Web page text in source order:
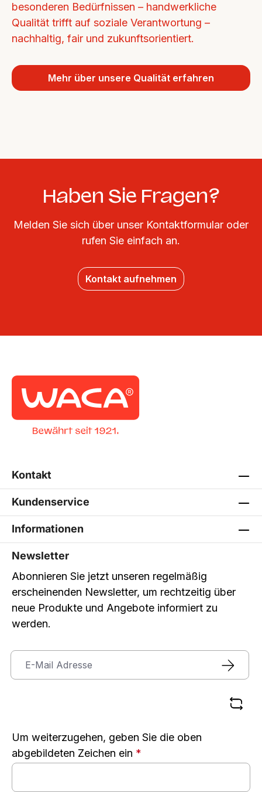
besonderen Bedürfnissen – handwerkliche
Qualität trifft auf soziale Verantwortung –
nachhaltig, fair und zukunftsorientiert.
Mehr über unsere Qualität erfahren
Haben Sie Fragen?
Melden Sie sich über unser Kontaktformular oder
rufen Sie einfach an.
Kontakt aufnehmen
Kontakt
Kundenservice
Informationen
Newsletter
Abonnieren Sie jetzt unseren regelmäßig
erscheinenden Newsletter, um rechtzeitig über
neue Produkte und Angebote informiert zu
werden.
Um weiterzugehen, geben Sie die oben
abgebildeten Zeichen ein *